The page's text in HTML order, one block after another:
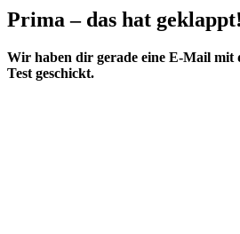
Prima – das hat geklappt!
Wir haben dir gerade eine E-Mail mit
Test geschickt.